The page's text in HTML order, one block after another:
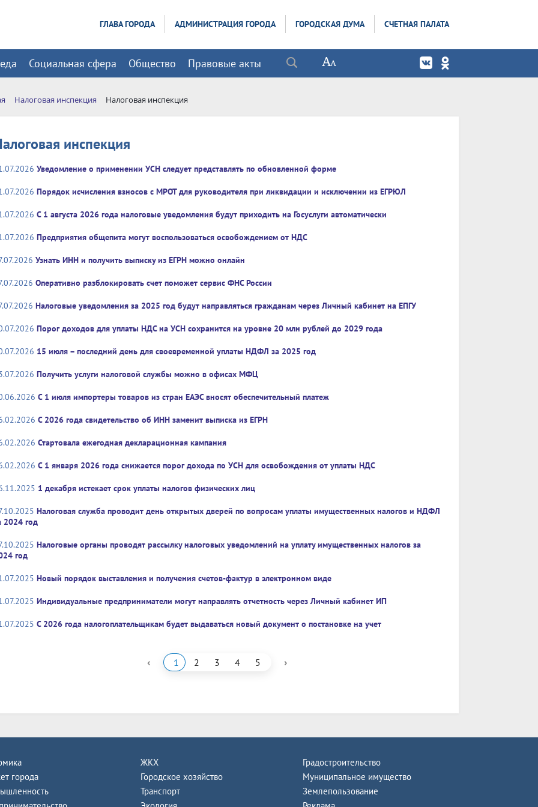
ГЛАВА ГОРОДА АДМИНИСТРАЦИЯ ГОРОДА ГОРОДСКАЯ ДУМА СЧЕТНАЯ ПАЛАТА
Социальная сфера Общество Правовые акты
Налоговая инспекция Налоговая инспекция
инспекция
Уведомление о применении УСН следует представлять по обновленной форме
Порядок исчисления взносов с МРОТ для руководителя при ликвидации и исключении из ЕГРЮЛ
С 1 августа 2026 года налоговые уведомления будут приходить на Госуслуги автоматически
Предприятия общепита могут воспользоваться освобождением от НДС
Узнать ИНН и получить выписку из ЕГРН можно онлайн
Оперативно разблокировать счет поможет сервис ФНС России
Налоговые уведомления за 2025 год будут направляться гражданам через Личный кабинет на ЕПГУ
Порог доходов для уплаты НДС на УСН сохранится на уровне 20 млн рублей до 2029 года
15 июля – последний день для своевременной уплаты НДФЛ за 2025 год
Получить услуги налоговой службы можно в офисах МФЦ
С 1 июля импортеры товаров из стран ЕАЭС вносят обеспечительный платеж
С 2026 года свидетельство об ИНН заменит выписка из ЕГРН
Стартовала ежегодная декларационная кампания
С 1 января 2026 года снижается порог дохода по УСН для освобождения от уплаты НДС
1 декабря истекает срок уплаты налогов физических лиц
Налоговая служба проводит день открытых дверей по вопросам уплаты имущественных налогов и НДФЛ
2024 год
Налоговые органы проводят рассылку налоговых уведомлений на уплату имущественных налогов за
год
Новый порядок выставления и получения счетов-фактур в электронном виде
Индивидуальные предприниматели могут направлять отчетность через Личный кабинет ИП
С 2026 года налогоплательщикам будет выдаваться новый документ о постановке на учет
‹ 1 2 3 4 5 ›
города
ЖКХ
Городское хозяйство
Транспорт
Градостроительство
Муниципальное имущество
Землепользование